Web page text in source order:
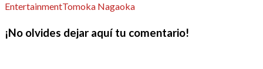
EntertainmentTomoka Nagaoka
¡No olvides dejar aquí tu comentario!